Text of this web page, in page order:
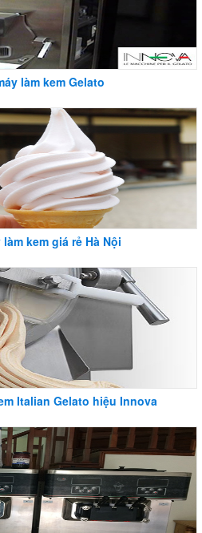
làm kem Gelato
kem giá rẻ Hà Nội
Italian Gelato hiệu Innova